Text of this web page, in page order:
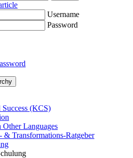
Username
Password
(KCS)
Languages
& Transformations-Ratgeber